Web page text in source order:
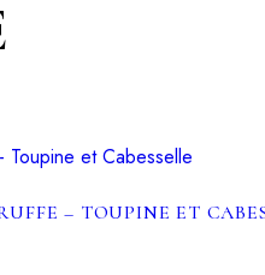
– TOUPINE ET